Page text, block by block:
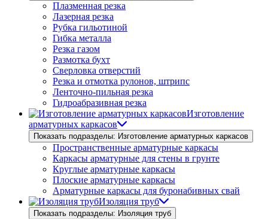
Плазменная резка
Лазерная резка
Рубка гильотиной
Гибка металла
Резка газом
Размотка бухт
Сверловка отверстий
Резка и отмотка рулонов, штрипс
Ленточно-пильная резка
Гидроабразивная резка
Изготовление
арматурных каркасов
Показать подразделы: Изготовление арматурных каркасов
Пространственные арматурные каркасы
Каркасы арматурные для стены в грунте
Круглые арматурные каркасы
Плоские арматурные каркасы
Арматурные каркасы для буронабивных свай
Изоляция труб
Показать подразделы: Изоляция труб